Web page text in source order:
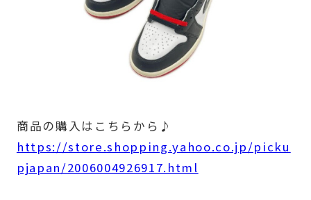
商品の購入はこちらから♪
https://store.shopping.yahoo.co.jp/picku
pjapan/2006004926917.html